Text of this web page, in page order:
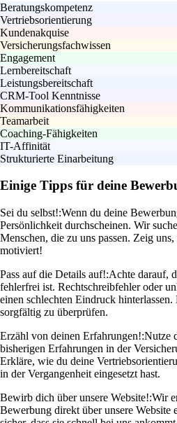
Beratungskompetenz
Vertriebsorientierung
Kundenakquise
Versicherungsfachwissen
Engagement
Lernbereitschaft
Leistungsbereitschaft
CRM-Tool Kenntnisse
Kommunikationsfähigkeiten
Teamarbeit
Coaching-Fähigkeiten
IT-Affinität
Strukturierte Einarbeitung
Einige Tipps für deine
Sei du selbst!:Wenn du deine
Persönlichkeit durchscheinen. Wir
Menschen, die zu uns passen. Zeig
motiviert!
Pass auf die Details auf!:Achte darauf,
fehlerfrei ist. Rechtschreibfehler oder
einen schlechten Eindruck
sorgfältig zu überprüfen.
Erzähl von deinen Erfahrungen!:Nutze
bisherigen Erfahrungen in der
Erkläre, wie du deine
in der Vergangenheit eingesetzt hast.
Bewirb dich über unsere Website!:Wir
Bewerbung direkt über unsere Website